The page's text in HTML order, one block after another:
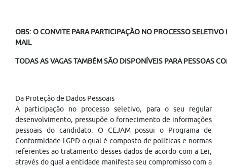
OBS: O CONVITE PARA PARTICIPAÇÃO NO PROCESSO SELETIVO
MAIL
TODAS AS VAGAS TAMBÉM SÃO DISPONÍVEIS PARA PESSOAS
Da Proteção de Dados Pessoais
A participação no processo seletivo, para o seu regular
desenvolvimento, pressupõe o fornecimento de informações
pessoais do candidato. O CEJAM possui o Programa de
Conformidade LGPD o qual é composto de políticas e normas
referentes ao tratamento desses dados de acordo com a Lei,
através do qual a entidade manifesta seu compromisso com a